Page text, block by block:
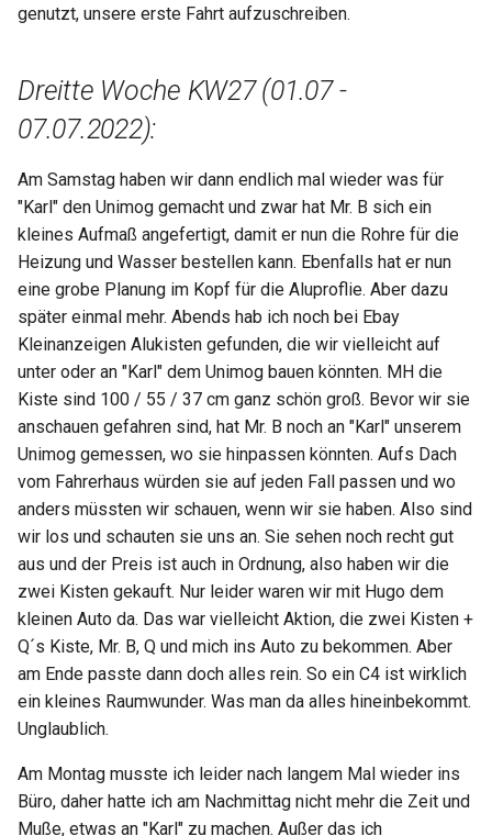
genutzt, unsere erste Fahrt aufzuschreiben.
Dreitte Woche KW27 (01.07 -
07.07.2022):
Am Samstag haben wir dann endlich mal wieder was für
"Karl" den Unimog gemacht und zwar hat Mr. B sich ein
kleines Aufmaß angefertigt, damit er nun die Rohre für die
Heizung und Wasser bestellen kann. Ebenfalls hat er nun
eine grobe Planung im Kopf für die Aluproflie. Aber dazu
später einmal mehr. Abends hab ich noch bei Ebay
Kleinanzeigen Alukisten gefunden, die wir vielleicht auf
unter oder an "Karl" dem Unimog bauen könnten. MH die
Kiste sind 100 / 55 / 37 cm ganz schön groß. Bevor wir sie
anschauen gefahren sind, hat Mr. B noch an "Karl" unserem
Unimog gemessen, wo sie hinpassen könnten. Aufs Dach
vom Fahrerhaus würden sie auf jeden Fall passen und wo
anders müssten wir schauen, wenn wir sie haben. Also sind
wir los und schauten sie uns an. Sie sehen noch recht gut
aus und der Preis ist auch in Ordnung, also haben wir die
zwei Kisten gekauft. Nur leider waren wir mit Hugo dem
kleinen Auto da. Das war vielleicht Aktion, die zwei Kisten +
Q´s Kiste, Mr. B, Q und mich ins Auto zu bekommen. Aber
am Ende passte dann doch alles rein. So ein C4 ist wirklich
ein kleines Raumwunder. Was man da alles hineinbekommt.
Unglaublich.
Am Montag musste ich leider nach langem Mal wieder ins
Büro, daher hatte ich am Nachmittag nicht mehr die Zeit und
Muße, etwas an "Karl" zu machen. Außer das ich